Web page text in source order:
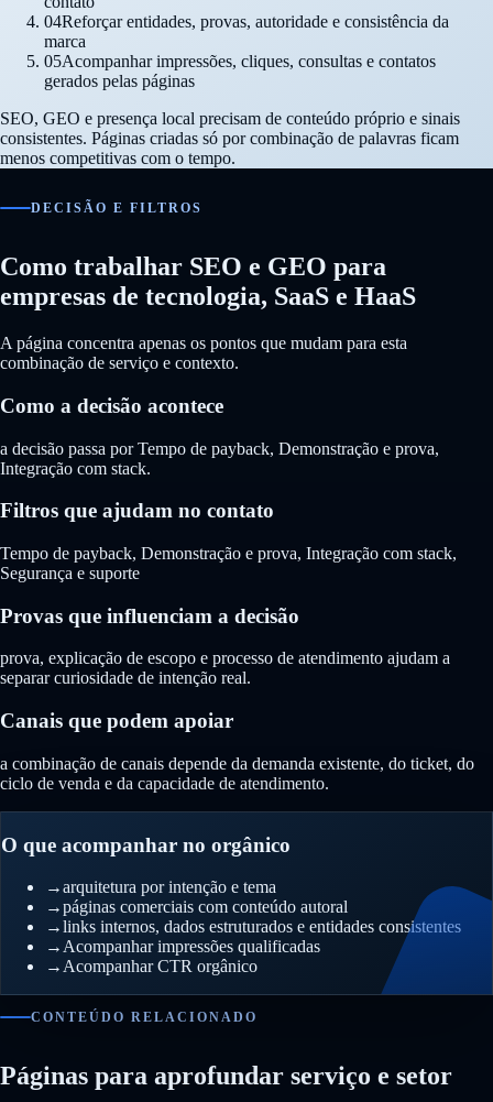
04Reforçar entidades, provas, autoridade e consistência da
marca
05Acompanhar impressões, cliques, consultas e contatos
gerados pelas páginas
SEO, GEO e presença local precisam de conteúdo próprio e sinais
consistentes. Páginas criadas só por combinação de palavras ficam
menos competitivas com o tempo.
DECISÃO E FILTROS
Como trabalhar SEO e GEO para
empresas de tecnologia, SaaS e HaaS
A página concentra apenas os pontos que mudam para esta
combinação de serviço e contexto.
Como a decisão acontece
a decisão passa por Tempo de payback, Demonstração e prova,
Integração com stack.
Filtros que ajudam no contato
Tempo de payback, Demonstração e prova, Integração com stack,
Segurança e suporte
Provas que influenciam a decisão
prova, explicação de escopo e processo de atendimento ajudam a
separar curiosidade de intenção real.
Canais que podem apoiar
a combinação de canais depende da demanda existente, do ticket, do
ciclo de venda e da capacidade de atendimento.
O que acompanhar no orgânico
→arquitetura por intenção e tema
→páginas comerciais com conteúdo autoral
→links internos, dados estruturados e entidades consistentes
→ Acompanhar impressões qualificadas
→ Acompanhar CTR orgânico
CONTEÚDO RELACIONADO
Páginas para aprofundar serviço e setor